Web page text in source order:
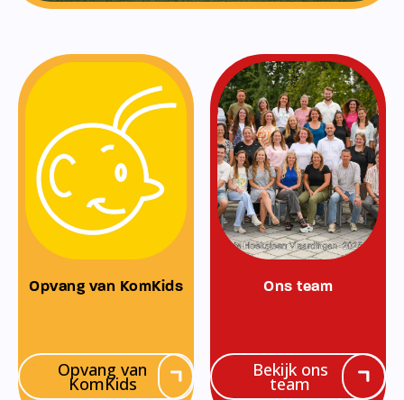
Opvang van KomKids
Opvang van
KomKids
Ons team
Bekijk ons
team